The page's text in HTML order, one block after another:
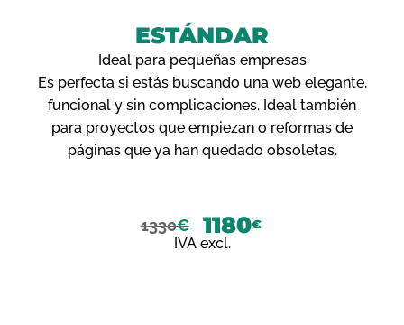
ESTÁNDAR
Ideal para pequeñas empresas
Es perfecta si estás buscando una web elegante,
funcional y sin complicaciones. Ideal también
para proyectos que empiezan o reformas de
páginas que ya han quedado obsoletas.
1330€ 1180€
IVA excl.